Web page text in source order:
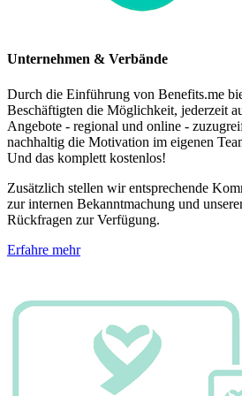
Unternehmen & Verbände
Durch die Einführung von Benefits.me
Beschäftigten die Möglichkeit, jederzeit
Angebote - regional und online -
nachhaltig die Motivation im eigenen
Und das komplett kostenlos!
Zusätzlich stellen wir entsprechende
zur internen Bekanntmachung und
Rückfragen zur Verfügung.
Erfahre mehr